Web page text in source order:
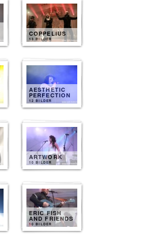
COPPELIUS
13 BILDER
AESTHETIC
PERFECTION
12 BILDER
ARTWORK
10 BILDER
ERIC FISH
AND FRIENDS
10 BILDER